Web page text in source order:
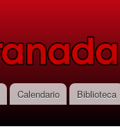
Calendario
Biblioteca